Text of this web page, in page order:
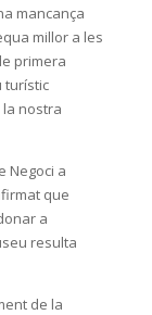
mancança
millor a les
primera
turístic
nostra
Negoci a
que
a
resulta
de la